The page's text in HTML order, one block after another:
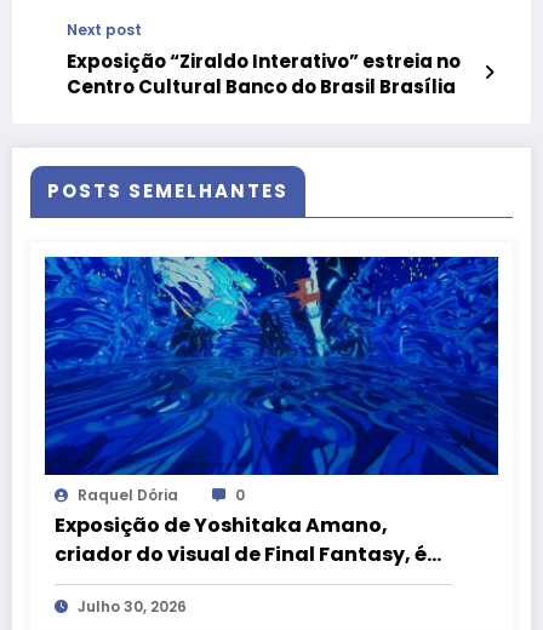
Next post
Exposição “Ziraldo Interativo” estreia no
Centro Cultural Banco do Brasil Brasília
POSTS SEMELHANTES
Raquel Dória 0
Exposição de Yoshitaka Amano,
criador do visual de Final Fantasy, é
atração gratuita no CCBB Brasília
Julho 30, 2026